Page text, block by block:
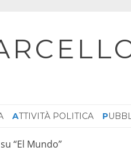
ATTIVITÀ POLITICA
“El Mundo”